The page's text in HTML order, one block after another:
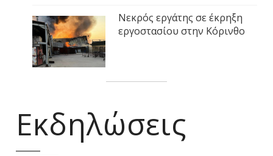
Νεκρός εργάτης σε έκρηξη
εργοστασίου στην Κόρινθο
Εκδηλώσεις